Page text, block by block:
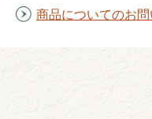
商品についてのお